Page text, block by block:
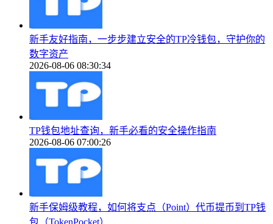
新手友好指南，一步步建立安全的TP冷钱包，守护你的
数字资产
2026-08-06 08:30:34
TP钱包地址查询，新手必看的安全操作指南
2026-08-06 07:00:26
新手保姆级教程，如何将支点（Point）代币提币到TP钱
包（TokenPocket）